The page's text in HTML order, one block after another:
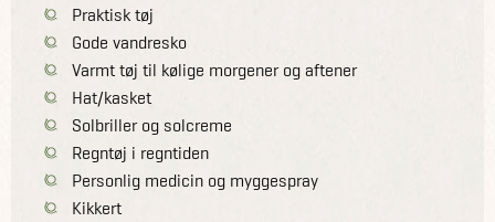
Praktisk tøj
Gode vandresko
Varmt tøj til kølige morgener og aftener
Hat/kasket
Solbriller og solcreme
Regntøj i regntiden
Personlig medicin og myggespray
Kikkert